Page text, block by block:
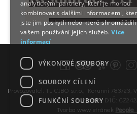
Provozovatel: TL CIBO s.r.o., Korunní 783/23,
24226017, DIČ:
Tvorba www stránek People
analytickými partnery, kteří je mohou
kombinovat s dalšími informacemi,
jste jim poskytli nebo které
vašem používání jejich služeb.Více
informací
VÝKONOVÉ SOUBORY
SOUBORY CÍLENÍ
FUNKČNÍ SOUBORY